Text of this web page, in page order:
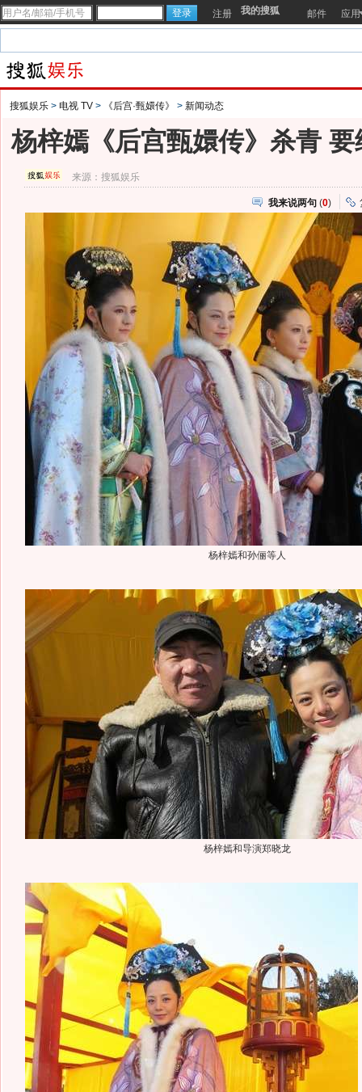
注册 我的搜狐 邮件 应用
搜狐娱乐 > 电视 TV > 《后宫·甄嬛传》 > 新闻动态
杨梓嫣《后宫甄嬛传》杀青 要
来源：搜狐娱乐
我来说两句 (0)
杨梓嫣和孙俪等人
杨梓嫣和导演郑晓龙